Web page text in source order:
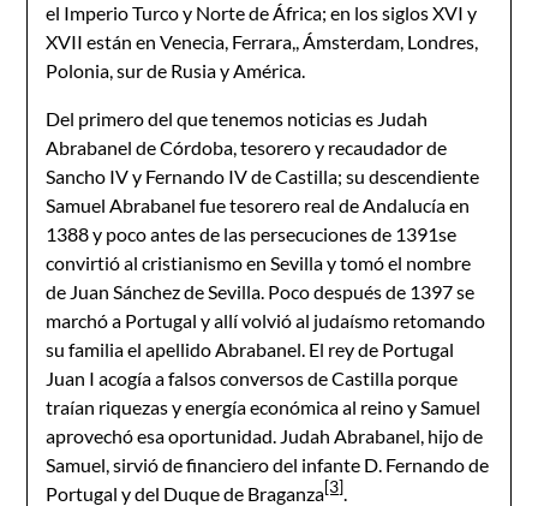
el Imperio Turco y Norte de África; en los siglos XVI y
XVII están en Venecia, Ferrara,, Ámsterdam, Londres,
Polonia, sur de Rusia y América.
Del primero del que tenemos noticias es Judah
Abrabanel de Córdoba, tesorero y recaudador de
Sancho IV y Fernando IV de Castilla; su descendiente
Samuel Abrabanel fue tesorero real de Andalucía en
1388 y poco antes de las persecuciones de 1391se
convirtió al cristianismo en Sevilla y tomó el nombre
de Juan Sánchez de Sevilla. Poco después de 1397 se
marchó a Portugal y allí volvió al judaísmo retomando
su familia el apellido Abrabanel. El rey de Portugal
Juan I acogía a falsos conversos de Castilla porque
traían riquezas y energía económica al reino y Samuel
aprovechó esa oportunidad. Judah Abrabanel, hijo de
Samuel, sirvió de financiero del infante D. Fernando de
Portugal y del Duque de Braganza[3].